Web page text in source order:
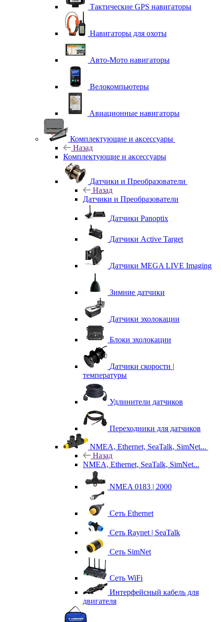
Тактические GPS навигаторы
Навигаторы для охоты
Авто-Мото навигаторы
Велокомпьютеры
Авиационные навигаторы
Комплектующие и аксессуары
Назад
Комплектующие и аксессуары
Датчики и Преобразователи
Назад
Датчики и Преобразователи
Датчики Panoptix
Датчики Active Target
Датчики MEGA LIVE Imaging
Зимние датчики
Датчики эхолокации
Блоки эхолокации
Датчики скорости |
температуры
Удлинители датчиков
Переходники для датчиков
NMEA, Ethernet, SeaTalk, SimNet...
Назад
NMEA, Ethernet, SeaTalk, SimNet...
NMEA 0183 | 2000
Сеть Ethernet
Сеть Raynet | SeaTalk
Сеть SimNet
Сеть WiFi
Интерфейсный кабель для
двигателя